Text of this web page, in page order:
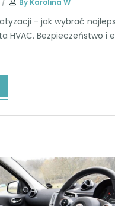
By Karolina W
- jak wybrać
HVAC. Bezpieczeństwo i